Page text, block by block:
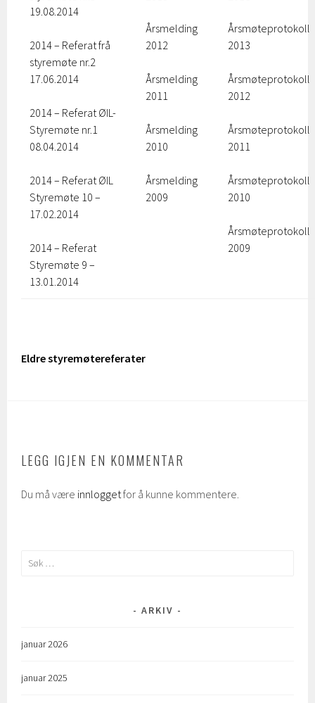
19.08.2014
2014 – Referat frå
styremøte nr.2
17.06.2014
2014 – Referat ØIL-
Styremøte nr.1
08.04.2014
2014 – Referat ØIL
Styremøte 10 –
17.02.2014
2014 – Referat
Styremøte 9 –
13.01.2014
Årsmelding
2012
Årsmelding
2011
Årsmelding
2010
Årsmelding
2009
Årsmøteprotokoll
2013
Årsmøteprotokoll
2012
Årsmøteprotokoll
2011
Årsmøteprotokoll
2010
Årsmøteprotokoll
2009
Eldre styremøtereferater
LEGG IGJEN EN KOMMENTAR
Du må være innloggetfor å kunne kommentere.
Søk
ARKIV
januar 2026
januar 2025